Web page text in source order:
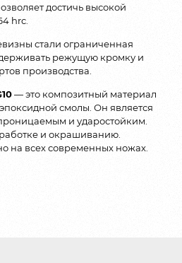
достичь высокой
hrc.
стали ограниченная
режущую кромку и
производства.
— это композитный материал
смолы. Он является
и ударостойким.
и окрашиванию.
на всех современных ножах.